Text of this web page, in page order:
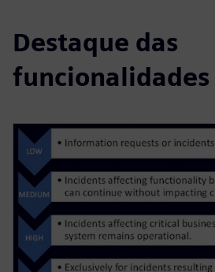
Destaque das
funcionalidades